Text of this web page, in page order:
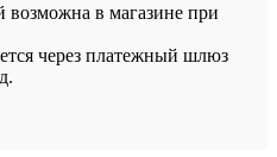
возможна в магазине при
через платежный шлюз